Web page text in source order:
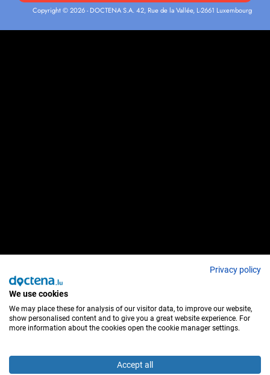
Copyright © 2026 - DOCTENA S.A. 42, Rue de la Vallée, L-2661 Luxembourg
Privacy policy
We use cookies
We may place these for analysis of our visitor data, to improve our website,
show personalised content and to give you a great website experience. For
more information about the cookies open the cookie manager settings.
Accept all